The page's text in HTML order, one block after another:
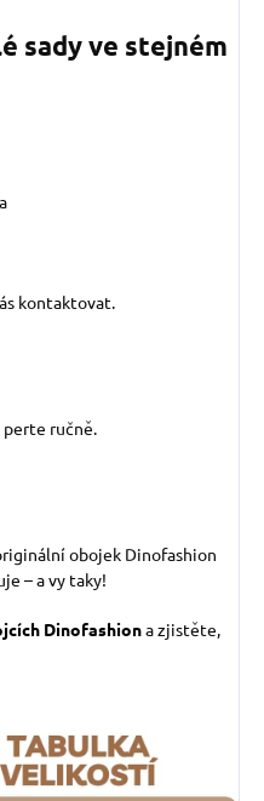
sady ve stejném
kontaktovat.
perte ručně.
obojek Dinofashion
– a vy taky!
Dinofashiona zjistěte,